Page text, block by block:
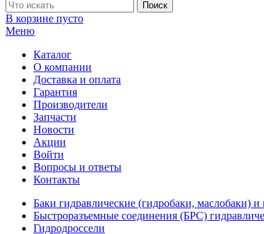
В корзине пусто
Меню
Каталог
О компании
Доставка и оплата
Гарантия
Производители
Запчасти
Новости
Акции
Войти
Вопросы и ответы
Контакты
Баки гидравлические (гидробаки, маслобаки)
Быстроразъемные соединения (БРС)
Гидродроссели